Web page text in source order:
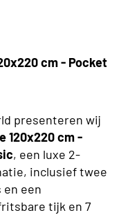
cm - Pocket
presenteren wij
120x220 cm -
, een luxe 2-
inclusief twee
een
tijk en 7